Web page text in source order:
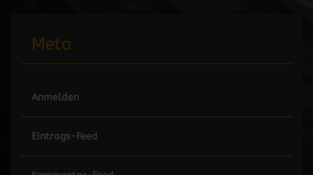
Meta
Anmelden
Eintrags-Feed